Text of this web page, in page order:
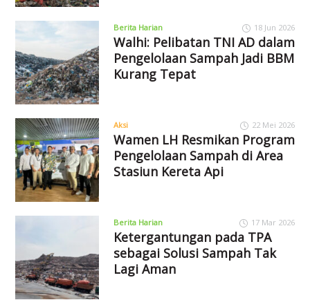
Berita Harian 18 Jun 2026
Walhi: Pelibatan TNI AD dalam
Pengelolaan Sampah Jadi BBM
Kurang Tepat
Aksi 22 Mei 2026
Wamen LH Resmikan Program
Pengelolaan Sampah di Area
Stasiun Kereta Api
Berita Harian 17 Mar 2026
Ketergantungan pada TPA
sebagai Solusi Sampah Tak
Lagi Aman